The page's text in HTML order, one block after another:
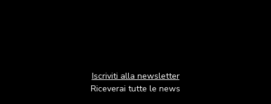
Iscriviti alla newsletter
Riceverai tutte le news